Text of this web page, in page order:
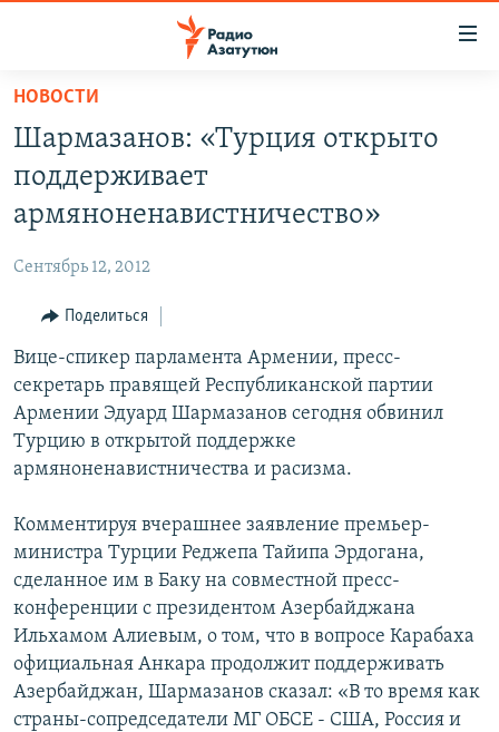
Перейти
основному
содержанию
основной
навигации
Перейти
поиску
НОВОСТИ
ПОЛИТИКА
ЭКОНОМИКА
РЕГИОН
НАГОРНЫЙ КАРАБАХ
КУЛЬТУРА
СПОРТ
АРХИВ
Հայերեն
English
Русский
Все сайты Радио Азатутюн
НОВОСТИ
Шармазанов: «Турция открыто
поддерживает
армяноненавистничество»
Сентябрь 12, 2012
Поделиться
Вице-спикер парламента Армении, пресс-
секретарь правящей Республиканской партии
Армении Эдуард Шармазанов сегодня обвинил
Турцию в открытой поддержке
армяноненавистничества и расизма.
Комментируя вчерашнее заявление премьер-
министра Турции Реджепа Тайипа Эрдогана,
сделанное им в Баку на совместной пресс-
конференции с президентом Азербайджана
Ильхамом Алиевым, о том, что в вопросе Карабаха
официальная Анкара продолжит поддерживать
Азербайджан, Шармазанов сказал: «В то время как
страны-сопредседатели МГ ОБСЕ - США, Россия и